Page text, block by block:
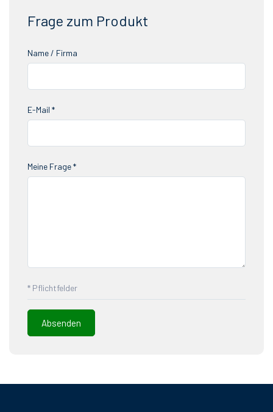
Frage zum Produkt
Name / Firma
E-Mail *
Meine Frage *
* Pflichtfelder